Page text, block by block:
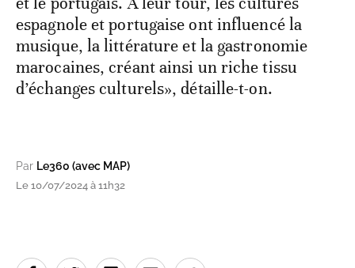
espagnole et portugaise ont influencé la
musique, la littérature et la gastronomie
marocaines, créant ainsi un riche tissu
d’échanges culturels», détaille-t-on.
Par Le360 (avec MAP)
Le 10/07/2024 à 11h32